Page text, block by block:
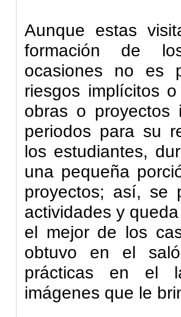
Aunque estas
formación de
ocasiones no es
riesgos implícitos
obras o proyectos
periodos para su
los estudiantes,
una pequeña
proyectos; así, se
actividades y
el mejor de los
obtuvo en el
prácticas en el
imágenes que le